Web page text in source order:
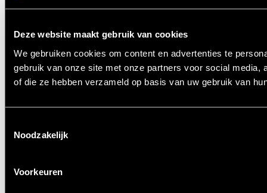
Deze website maakt gebruik van cookies
We gebruiken cookies om content en advertenties te
gebruik van onze site met onze partners voor social
of die ze hebben verzameld op basis van uw gebruik van
Noodzakelijk
Voorkeuren